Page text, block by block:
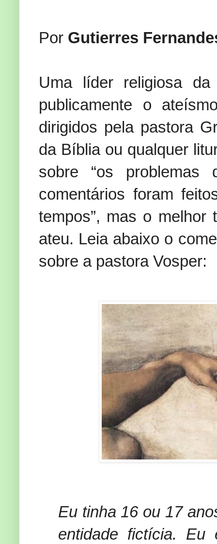
Por Gutierres
Uma líder religiosa
publicamente o
dirigidos pela pastora
da Bíblia ou qualquer
sobre “os problemas
comentários foram
tempos”, mas o
ateu. Leia abaixo o
sobre a pastora Vosper:
Eu tinha 16 ou 17
entidade fictícia.